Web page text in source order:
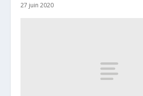
27 juin 2020